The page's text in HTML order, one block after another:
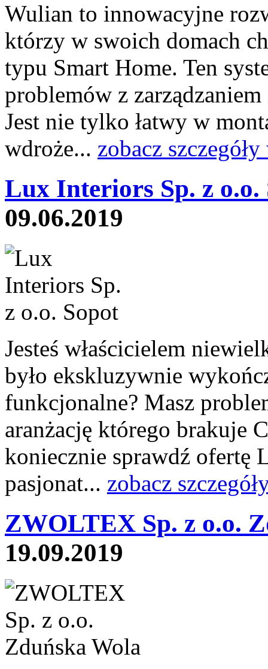
Wulian to innowacyjne
którzy w swoich domach
typu Smart Home. Ten
problemów z
Jest nie tylko łatwy w
wdroże... zobacz
Lux Interiors Sp. z o.o.
09.06.2019
Jesteś właścicielem
było ekskluzywnie
funkcjonalne? Masz
aranżację którego brakuje
koniecznie sprawdź ofertę
pasjonat... zobacz
ZWOLTEX Sp. z o.o.
19.09.2019